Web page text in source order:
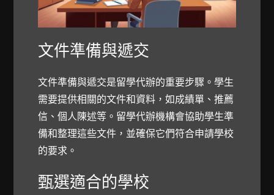
文件準備與遞交
文件準備與遞交是留學代辦的重要步驟。學生
需要提供相關的文件和資料，如成績單、推薦
信、個人陳述等。留學代辦機構會協助學生準
備和整理這些文件，並確保它們符合申請學校
的要求。
甄選適合的學校